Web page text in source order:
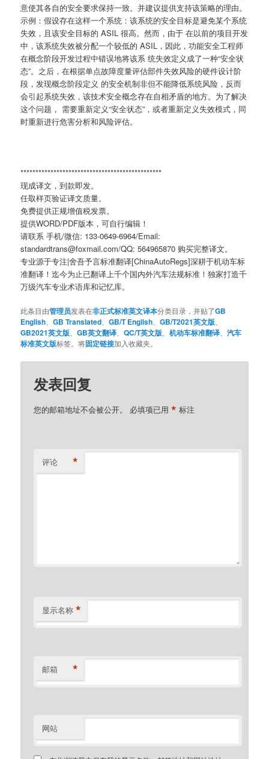
意使其各自的安全要求保持一致。并建议提供支持该策略的理由。
示例：假设存在这样一个系统：该系统的安全目标是避免某个系统
失效，且该安全目标的 ASIL 很高。然而，由于 在以前的项目开发
中，该系统失效被分配一个较低的 ASIL，因此，功能安全工程师
在概念阶段开发过程中错误地将该系 统失效定义成了一种“安全状
态”。之后，在根据单点故障度量评估部件失效风险的硬件设计阶
段，发现概念阶段定义 的安全机制非但不能降低系统风险，反而
会引起系统失效，该技术安全概念存在自相矛盾的地方。为了解决
这个问题， 需要重新定义“安全状态”，或者重新定义失效模式，同
时重新进行危害分析和风险评估。
***********************************************
现成译文，到款即发。
任取样页验证译文质量。
免费提供正规增值税发票。
提供WORD/PDF版本，可自行编辑！
请联系 手机/微信: 133-0649-6964/Email:
standardtrans@foxmail.com/QQ: 564965870 购买完整译文。
专业源于专注|舍吾予言标准翻译[ChinaAutoRegs]深耕于机动车标
准翻译！迄今为止已翻译上千个国内外汽车法规标准！独家打造千
万级汽车专业术语库和记忆库。
此条目由管理员发表在非正式标准英文译本分类目录，并贴了GB
English 、GB Translated 、GB/T English 、GB/T2021英文版
GB2021英文版 、GB英文翻译 、QC/T英文版 、机动车标准翻译 、汽车
标准英文版标签。将固定链接加入收藏夹。
发表回复
您的邮箱地址不会被公开。 必填项已用* 标注
评论 *
显示名称 *
邮箱 *
网站